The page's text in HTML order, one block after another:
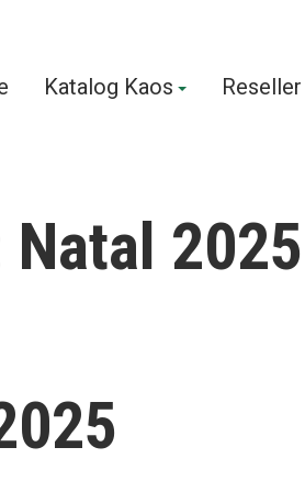
Katalog Kaos Reseller
Natal 2025